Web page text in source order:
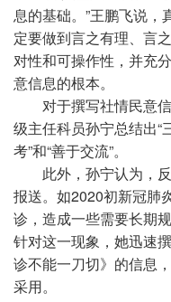
息的基础。”王鹏飞说，
定要做到言之有理、言
对性和可操作性 ，并充
意信息的根本。
对于撰写社情民意
级主任科员孙宁总结出“
考”和“善于交流”。
此外，孙宁认为，
报送。如2020初新冠肺
诊，造成一些需要长期
针对这一现象，她迅速
诊不能一刀切》的信息
采用。